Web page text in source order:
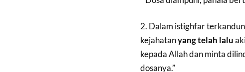
2. Dalam istighfar
kejahatanyang telah lalu
kepada Allah dan minta
dosanya.”